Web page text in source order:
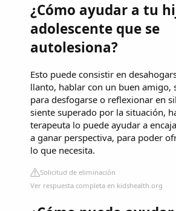
¿Cómo ayudar a tu
adolescente que se
autolesiona?
Esto puede consistir en
llanto, hablar con un buen amigo,
para desfogarse o reflexionar en
siente superado por la situación,
terapeuta lo puede ayudar a
a ganar perspectiva, para poder
lo que necesita.
Solicitud de eliminación
Ver respuesta completa en kidshealth.org